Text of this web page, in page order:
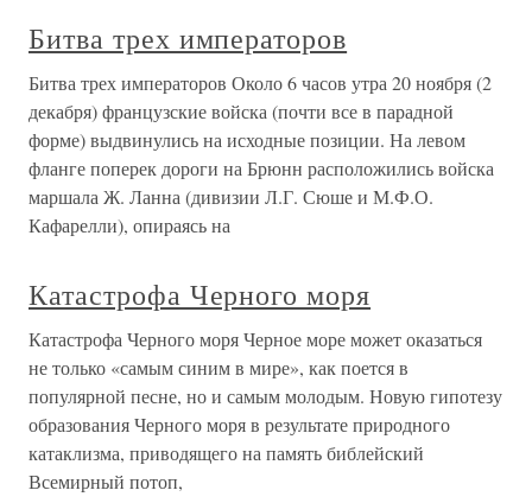
Битва трех императоров
Битва трех императоров Около 6 часов утра 20 ноября (2
декабря) французские войска (почти все в парадной
форме) выдвинулись на исходные позиции. На левом
фланге поперек дороги на Брюнн расположились войска
маршала Ж. Ланна (дивизии Л.Г. Сюше и М.Ф.О.
Кафарелли), опираясь на
Катастрофа Черного моря
Катастрофа Черного моря Черное море может оказаться
не только «самым синим в мире», как поется в
популярной песне, но и самым молодым. Новую гипотезу
образования Черного моря в результате природного
катаклизма, приводящего на память библейский
Всемирный потоп,